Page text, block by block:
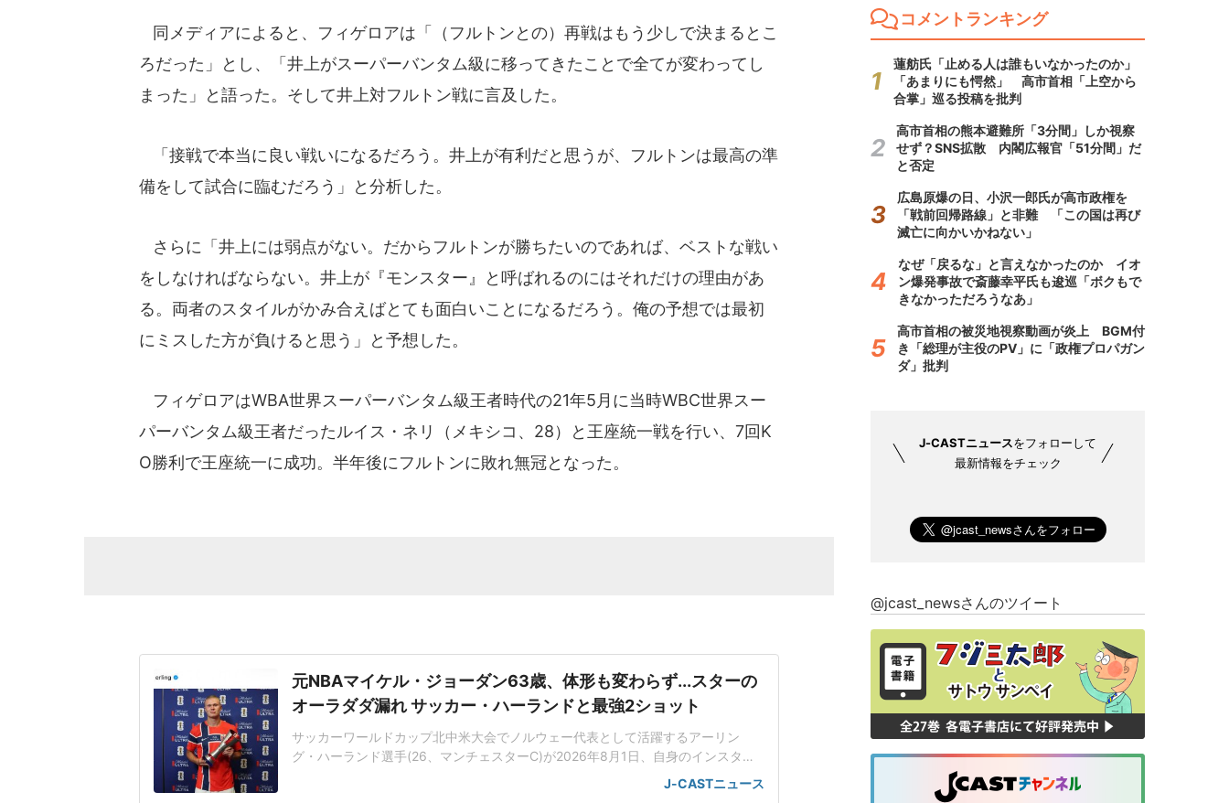
同メディアによると、フィゲロアは「（フルトンとの）再戦はもう少しで決まるとこ
ろだった」とし、「井上がスーパーバンタム級に移ってきたことで全てが変わってし
まった」と語った。そして井上対フルトン戦に言及した。
「接戦で本当に良い戦いになるだろう。井上が有利だと思うが、フルトンは最高の準
備をして試合に臨むだろう」と分析した。
さらに「井上には弱点がない。だからフルトンが勝ちたいのであれば、ベストな戦い
をしなければならない。井上が『モンスター』と呼ばれるのにはそれだけの理由があ
る。両者のスタイルがかみ合えばとても面白いことになるだろう。俺の予想では最初
にミスした方が負けると思う」と予想した。
フィゲロアはWBA世界スーパーバンタム級王者時代の21年5月に当時WBC世界スー
パーバンタム級王者だったルイス・ネリ（メキシコ、28）と王座統一戦を行い、7回K
O勝利で王座統一に成功。半年後にフルトンに敗れ無冠となった。
元NBAマイケル・ジョーダン63歳、体形も変わらず...スターの
オーラダダ漏れ サッカー・ハーランドと最強2ショット
サッカーワールドカップ北中米大会でノルウェー代表として活躍するアーリン
グ・ハーランド選手(26、マンチェスターC)が2026年8月1日、自身のインスタグ
ラムを更新。NBAのレジェンド選手マイケル・ジョーダンさん(63)との肩組みシ
ョットを披露した。ハーランド&ジョーダンの肩組みショットハーランド選手は、
J-CASTニュース
コメントランキング
蓮舫氏「止める人は誰もいなかったのか」
「あまりにも愕然」 高市首相「上空から
合掌」巡る投稿を批判
高市首相の熊本避難所「3分間」しか視察
せず？SNS拡散 内閣広報官「51分間」だ
と否定
広島原爆の日、小沢一郎氏が高市政権を
「戦前回帰路線」と非難 「この国は再び
滅亡に向かいかねない」
なぜ「戻るな」と言えなかったのか イオ
ン爆発事故で斎藤幸平氏も逡巡「ボクもで
きなかっただろうなあ」
高市首相の被災地視察動画が炎上 BGM付
き「総理が主役のPV」に「政権プロパガン
ダ」批判
J-CASTニュースをフォローして
最新情報をチェック
@jcast_newsさんのツイート